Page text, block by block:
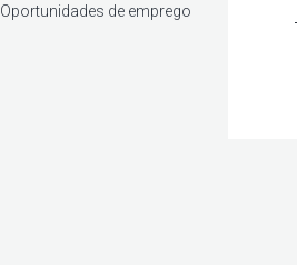
Oportunidades de emprego